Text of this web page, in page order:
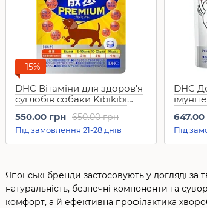
Японські бренди застосовують у догляді
натуральність, безпечні компоненти та
комфорт, а й ефективна профілактика
−15%
DHC Вітаміни для здоров'я
суглобів собаки Kibikibi
650.00 грн
550.00 грн
Під замовлення 21-28 днів
DHC
Cat (50
647.00
Під